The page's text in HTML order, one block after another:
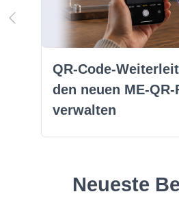
QR-Code-
den neuen ME-
verwalten
Neueste